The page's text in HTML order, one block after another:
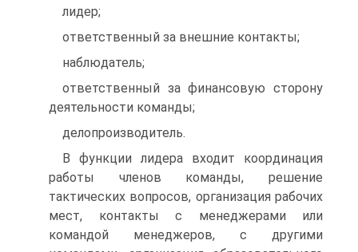
лидер;
ответственный за внешние контакты;
наблюдатель;
ответственный за финансовую сторону
деятельности команды;
делопроизводитель.
В функции лидера входит координация
работы членов команды, решение
тактических вопросов, организация рабочих
мест, контакты с менеджерами или
командой менеджеров, с другими